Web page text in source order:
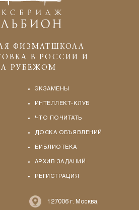
ФИЗМАТШКОЛА
В РОССИИ И
РУБЕЖОМ
ЭКЗАМЕНЫ
ИНТЕЛЛЕКТ-КЛУБ
ЧТО ПОЧИТАТЬ
ДОСКА ОБЪЯВЛЕНИЙ
БИБЛИОТЕКА
АРХИВ ЗАДАНИЙ
РЕГИСТРАЦИЯ
127006 г. Москва,